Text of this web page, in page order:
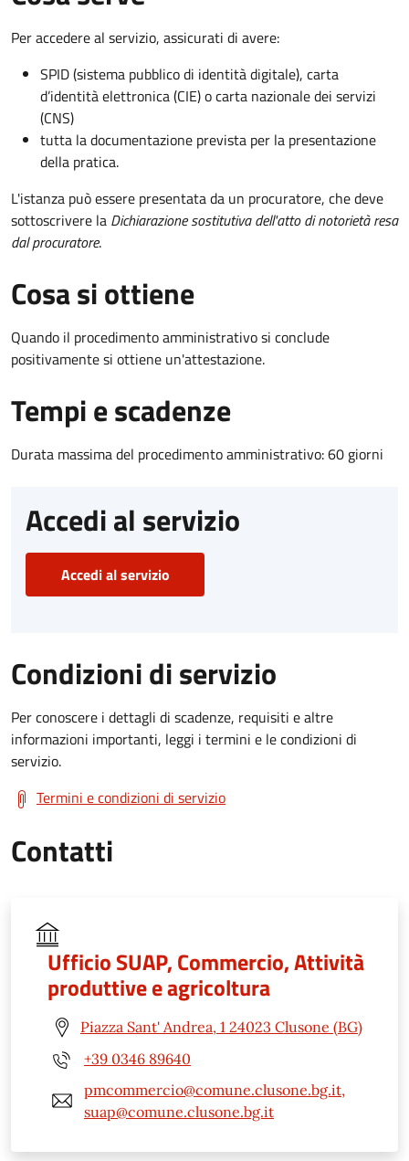
Per accedere al servizio, assicurati di avere:
SPID (sistema pubblico di identità digitale), carta
d’identità elettronica (CIE) o carta nazionale dei servizi
(CNS)
tutta la documentazione prevista per la presentazione
della pratica.
L'istanza può essere presentata da un procuratore, che deve
sottoscrivere la Dichiarazione sostitutiva dell'atto di notorietà resa
dal procuratore.
Cosa si ottiene
Quando il procedimento amministrativo si conclude
positivamente si ottiene un'attestazione.
Tempi e scadenze
Durata massima del procedimento amministrativo: 60 giorni
Accedi al servizio
Accedi al servizio
Condizioni di servizio
Per conoscere i dettagli di scadenze, requisiti e altre
informazioni importanti, leggi i termini e le condizioni di
servizio.
Termini e condizioni di servizio
Contatti
Ufficio SUAP, Commercio, Attività
produttive e agricoltura
Piazza Sant' Andrea, 1 24023 Clusone (BG)
+39 0346 89640
pmcommercio@comune.clusone.bg.it,
suap@comune.clusone.bg.it